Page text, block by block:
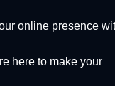
online presence
here to make your